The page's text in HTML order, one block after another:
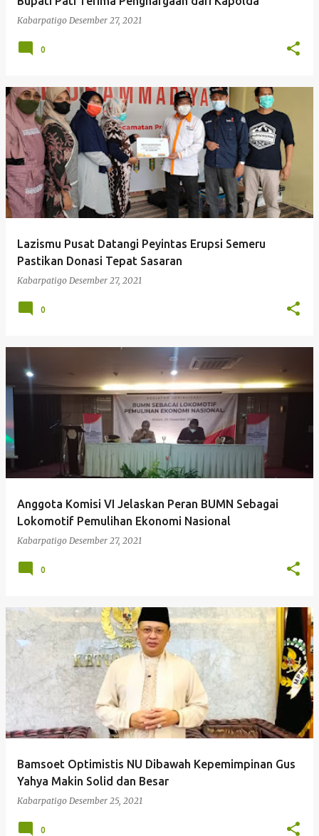
Kabarpatigo Desember 27, 2021
0
Lazismu Pusat Datangi Peyintas Erupsi Semeru
Pastikan Donasi Tepat Sasaran
Kabarpatigo Desember 27, 2021
0
Anggota Komisi VI Jelaskan Peran BUMN Sebagai
Lokomotif Pemulihan Ekonomi Nasional
Kabarpatigo Desember 27, 2021
0
Bamsoet Optimistis NU Dibawah Kepemimpinan Gus
Yahya Makin Solid dan Besar
Kabarpatigo Desember 25, 2021
0